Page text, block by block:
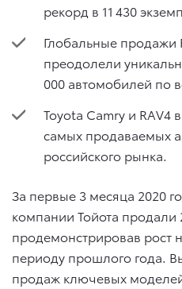
рекорд в 11 430
Глобальные продажи
преодолели
000 автомобилей по
Toyota Camry и RAV4
самых продаваемых
российского рынка.
За первые 3 месяца 2020
компании Тойота продали
продемонстрировав рост
периоду прошлого года.
продаж ключевых